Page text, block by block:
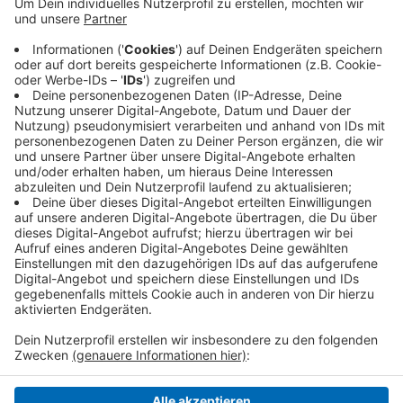
ein Zettel mit einem QR-Code unter dem
Scheibenwischer. Wird dieser mit dem Smartphone
gescannt, gelangen Falschparker direkt zum Online-
Banking und können den fälligen Betrag überweisen.
Das sonst notwendige Verfahren mit Anhörungsbogen
per Post entfällt dann automatisch.
Anzeige
Anzeige